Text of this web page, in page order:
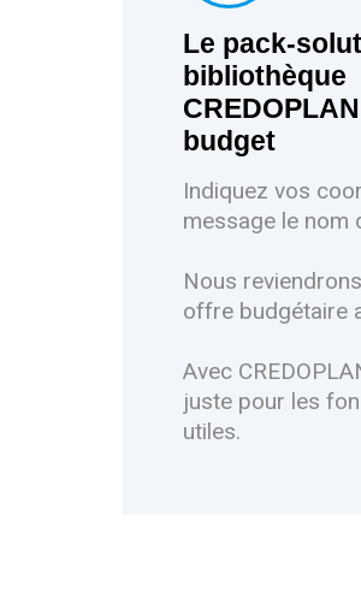
Le pack-
bibliothèque
budget
Indiquez vos
message le nom
Nous
offre budgétaire
Avec
juste pour les
utiles.